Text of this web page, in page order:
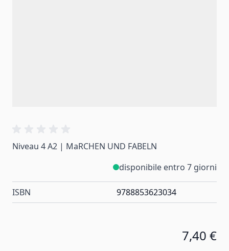
Niveau 4 A2 | MaRCHEN UND FABELN
disponibile entro 7 giorni
ISBN 9788853623034
7,40 €